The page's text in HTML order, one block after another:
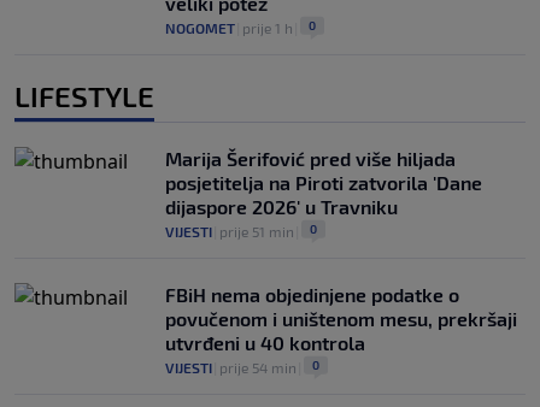
NOGOMET prije 1 h 0
LIFESTYLE
Marija Šerifović pred više hiljada
posjetitelja na Piroti zatvorila 'Dane
dijaspore 2026' u Travniku
VIJESTI prije 51 min 0
FBiH nema objedinjene podatke o
povučenom i uništenom mesu, prekršaji
utvrđeni u 40 kontrola
VIJESTI prije 54 min 0